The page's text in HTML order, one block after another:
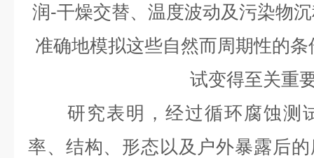
润-干燥交替、温度波动及污染物
准确地模拟这些自然而周期性的
试变得至关重
研究表明，经过循环腐蚀测
率、结构、形态以及户外暴露后